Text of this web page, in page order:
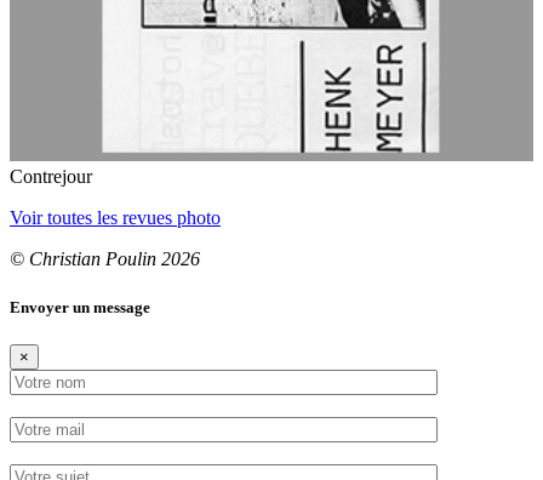
Contrejour
Voir toutes les revues photo
© Christian Poulin 2026
Envoyer un message
×